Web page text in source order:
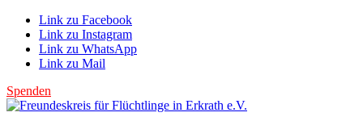
Link zu Facebook
Link zu Instagram
Link zu WhatsApp
Link zu Mail
Spenden